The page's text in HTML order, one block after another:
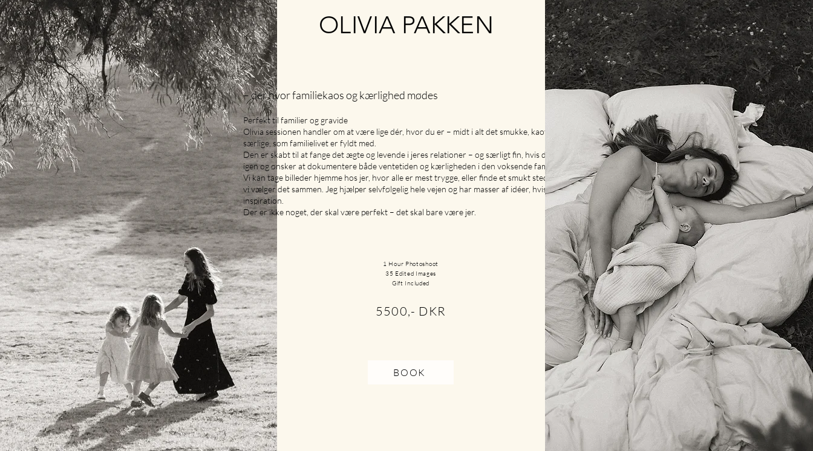
OLIVIA PAKKEN
– der hvor familiekaos og kærlighed mødes
Perfekt til familier og gravide
Olivia sessionen handler om at være lige dér, hvor du er – midt i alt det smukke, kaotiske og helt
særlige, som familielivet er fyldt med.
Den er skabt til at fange det ægte og levende i jeres relationer – og særligt fin, hvis du venter barn
igen og ønsker at dokumentere både ventetiden og kærligheden i den voksende familie.
Vi kan tage billeder hjemme hos jer, hvor alle er mest trygge, eller finde et smukt sted ude i naturen –
vi vælger det sammen. Jeg hjælper selvfølgelig hele vejen og har masser af idéer, hvis du har brug for
inspiration.
Der er ikke noget, der skal være perfekt – det skal bare være jer.
1 Hour Photoshoot
35 Edited Images
Gift Included
5500,- DKR
BOOK